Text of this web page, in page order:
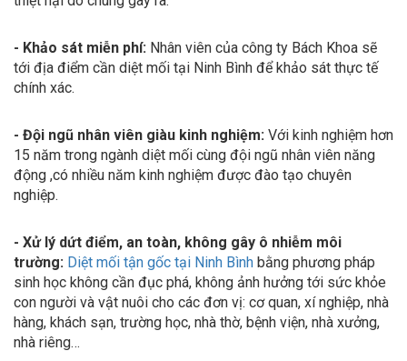
- Khảo sát miễn phí: Nhân viên của công ty Bách Khoa sẽ
tới địa điểm cần diệt mối tại Ninh Bình để khảo sát thực tế
chính xác.
- Đội ngũ nhân viên giàu kinh nghiệm:
Với kinh nghiệm hơn
15 năm trong ngành diệt mối cùng đội ngũ nhân viên năng
động ,có nhiều năm kinh nghiệm được đào tạo chuyên
nghiệp.
- Xử lý dứt điểm, an toàn, không gây ô nhiễm môi
trường: Diệt mối tận gốc tại Ninh Bình bằng phương pháp
sinh học không cần đục phá, không ảnh hưởng tới sức khỏe
con người và vật nuôi cho các đơn vị: cơ quan, xí nghiệp, nhà
hàng, khách sạn, trường học, nhà thờ, bệnh viện, nhà xưởng,
nhà riêng…